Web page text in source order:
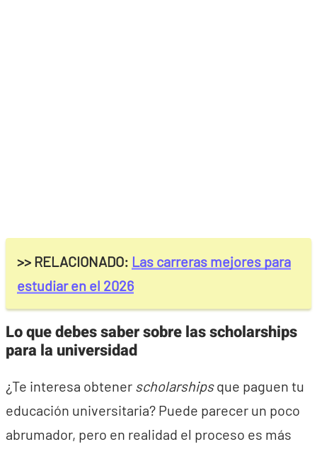
>> RELACIONADO: Las carreras mejores para
estudiar en el 2026
Lo que debes saber sobre las scholarships
para la universidad
¿Te interesa obtener scholarshipsque paguen tu
educación universitaria? Puede parecer un poco
abrumador, pero en realidad el proceso es más